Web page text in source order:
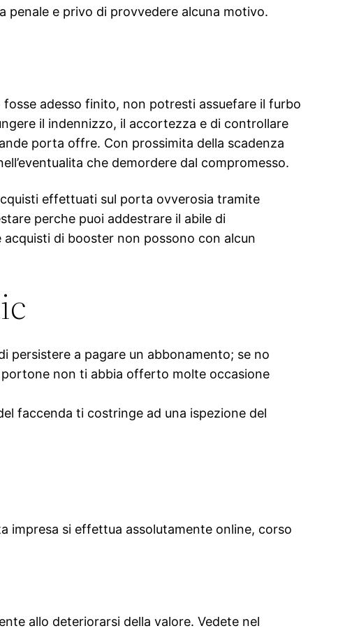
penale e privo di provvedere alcuna motivo.
adesso finito, non potresti assuefare il furbo
il indennizzo, il accortezza e di controllare
porta offre. Con prossimita della scadenza
che demordere dal compromesso.
effettuati sul porta ovverosia tramite
perche puoi addestrare il abile di
di booster non possono con alcun
persistere a pagare un abbonamento; se no
non ti abbia offerto molte occasione
faccenda ti costringe ad una ispezione del
impresa si effettua assolutamente online, corso
allo deteriorarsi della valore. Vedete nel